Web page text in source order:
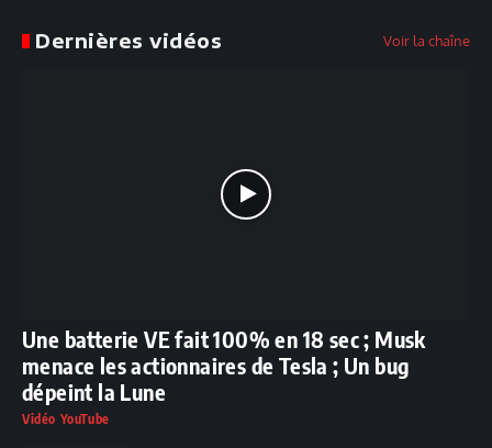
Dernières vidéos Voir la chaîne
Une batterie VE fait 100% en 18 sec ; Musk
menace les actionnaires de Tesla ; Un bug
dépeint la Lune
Vidéo YouTube